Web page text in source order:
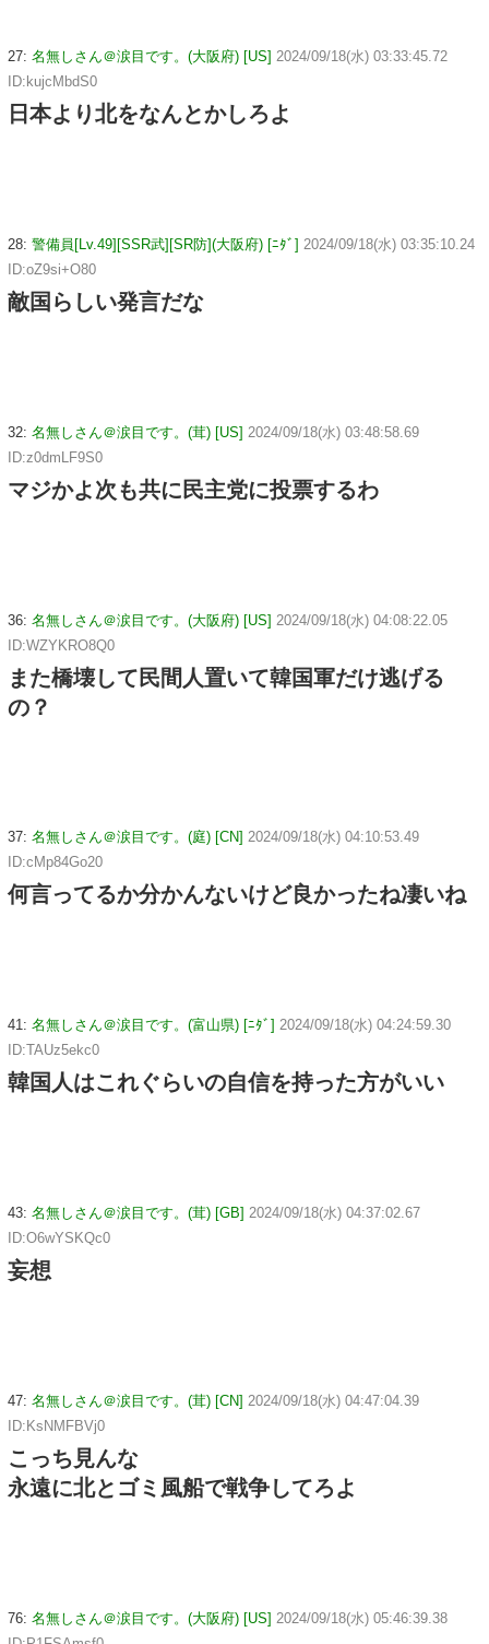
27: 名無しさん＠涙目です。(大阪府) [US] 2024/09/18(水) 03:33:45.72
ID:kujcMbdS0
日本より北をなんとかしろよ
28: 警備員[Lv.49][SSR武][SR防](大阪府) [ﾆﾀﾞ] 2024/09/18(水) 03:35:10.24
ID:oZ9si+O80
敵国らしい発言だな
32: 名無しさん＠涙目です。(茸) [US] 2024/09/18(水) 03:48:58.69
ID:z0dmLF9S0
マジかよ次も共に民主党に投票するわ
36: 名無しさん＠涙目です。(大阪府) [US] 2024/09/18(水) 04:08:22.05
ID:WZYKRO8Q0
また橋壊して民間人置いて韓国軍だけ逃げる
の？
37: 名無しさん＠涙目です。(庭) [CN] 2024/09/18(水) 04:10:53.49
ID:cMp84Go20
何言ってるか分かんないけど良かったね凄いね
41: 名無しさん＠涙目です。(富山県) [ﾆﾀﾞ] 2024/09/18(水) 04:24:59.30
ID:TAUz5ekc0
韓国人はこれぐらいの自信を持った方がいい
43: 名無しさん＠涙目です。(茸) [GB] 2024/09/18(水) 04:37:02.67
ID:O6wYSKQc0
妄想
47: 名無しさん＠涙目です。(茸) [CN] 2024/09/18(水) 04:47:04.39
ID:KsNMFBVj0
こっち見んな
永遠に北とゴミ風船で戦争してろよ
76: 名無しさん＠涙目です。(大阪府) [US] 2024/09/18(水) 05:46:39.38